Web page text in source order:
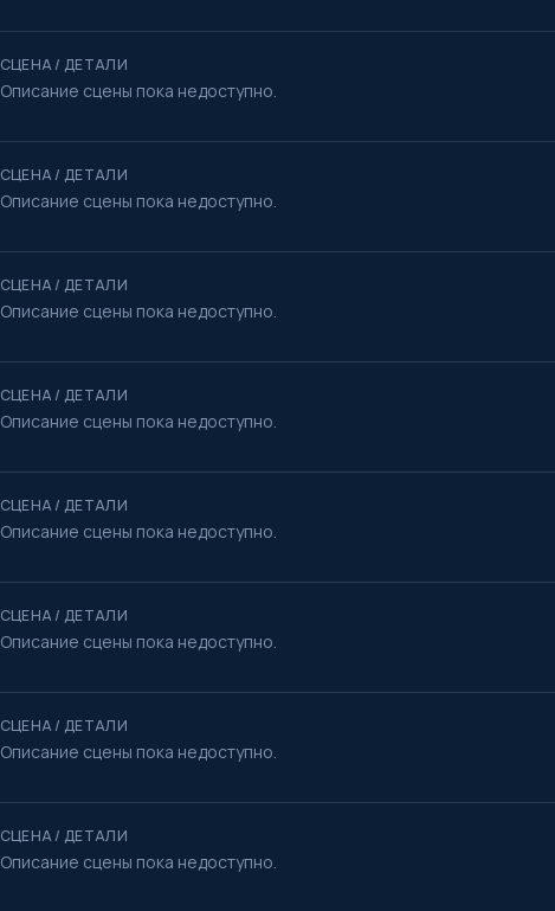
СЦЕНА / ДЕТАЛИ
Описание сцены пока недоступно.
СЦЕНА / ДЕТАЛИ
Описание сцены пока недоступно.
СЦЕНА / ДЕТАЛИ
Описание сцены пока недоступно.
СЦЕНА / ДЕТАЛИ
Описание сцены пока недоступно.
СЦЕНА / ДЕТАЛИ
Описание сцены пока недоступно.
СЦЕНА / ДЕТАЛИ
Описание сцены пока недоступно.
СЦЕНА / ДЕТАЛИ
Описание сцены пока недоступно.
СЦЕНА / ДЕТАЛИ
Описание сцены пока недоступно.